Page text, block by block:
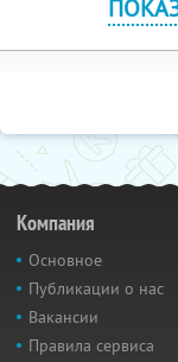
Компания
Основное
Публикации о нас
Вакансии
Правила сервиса